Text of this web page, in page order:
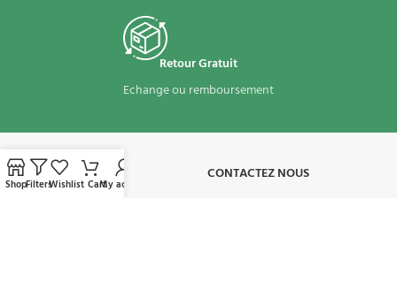
Retour Gratuit
Echange ou remboursement
À PROPOS​ CONTACTEZ NOUS
ShopFiltersWishlist CartMy account